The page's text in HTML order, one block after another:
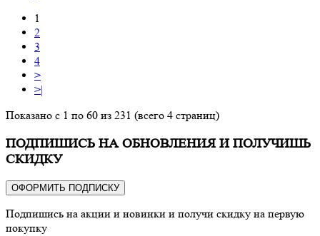
1
2
3
4
>
>|
Показано с 1 по 60 из 231 (всего 4 страниц)
ПОДПИШИСЬ НА ОБНОВЛЕНИЯ И ПОЛУЧИШЬ
СКИДКУ
ОФОРМИТЬ ПОДПИСКУ
Подпишись на акции и новинки и получи скидку на первую
покупку